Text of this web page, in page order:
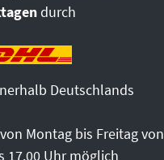
durch
Deutschlands
Montag bis Freitag von
17.00 Uhr möglich